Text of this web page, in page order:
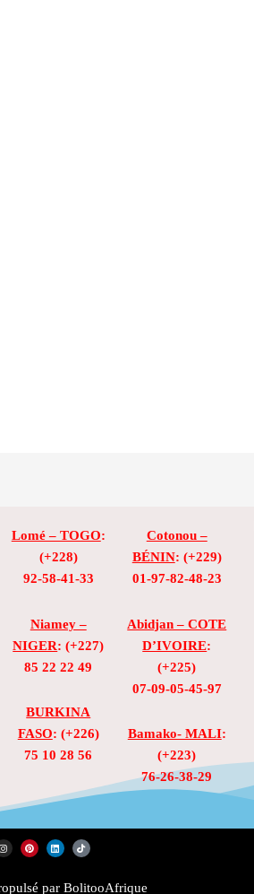
Lomé – TOGO:
(+228)
92-58-41-33
Niamey –
NIGER: (+227)
85 22 22 49
BURKINA
FASO: (+226)
75 10 28 56
Cotonou –
BÉNIN: (+229)
01-97-82-48-23
Abidjan – COTE
D’IVOIRE:
(+225)
07-09-05-45-97
Bamako- MALI:
(+223)
76-26-38-29
I
n
s
g
P
i
n
r
L
i
n
d
T
i
k
k
par BolitooAfrique